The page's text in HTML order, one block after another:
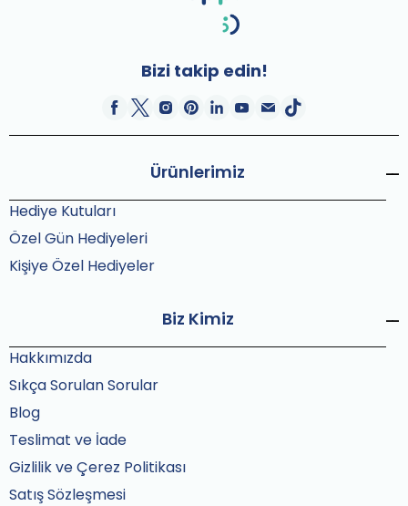
Bizi takip edin!
Ürünlerimiz
Hediye Kutuları
Özel Gün Hediyeleri
Kişiye Özel Hediyeler
Biz Kimiz
Hakkımızda
Sıkça Sorulan Sorular
Blog
Teslimat ve İade
Gizlilik ve Çerez Politikası
Satış Sözleşmesi